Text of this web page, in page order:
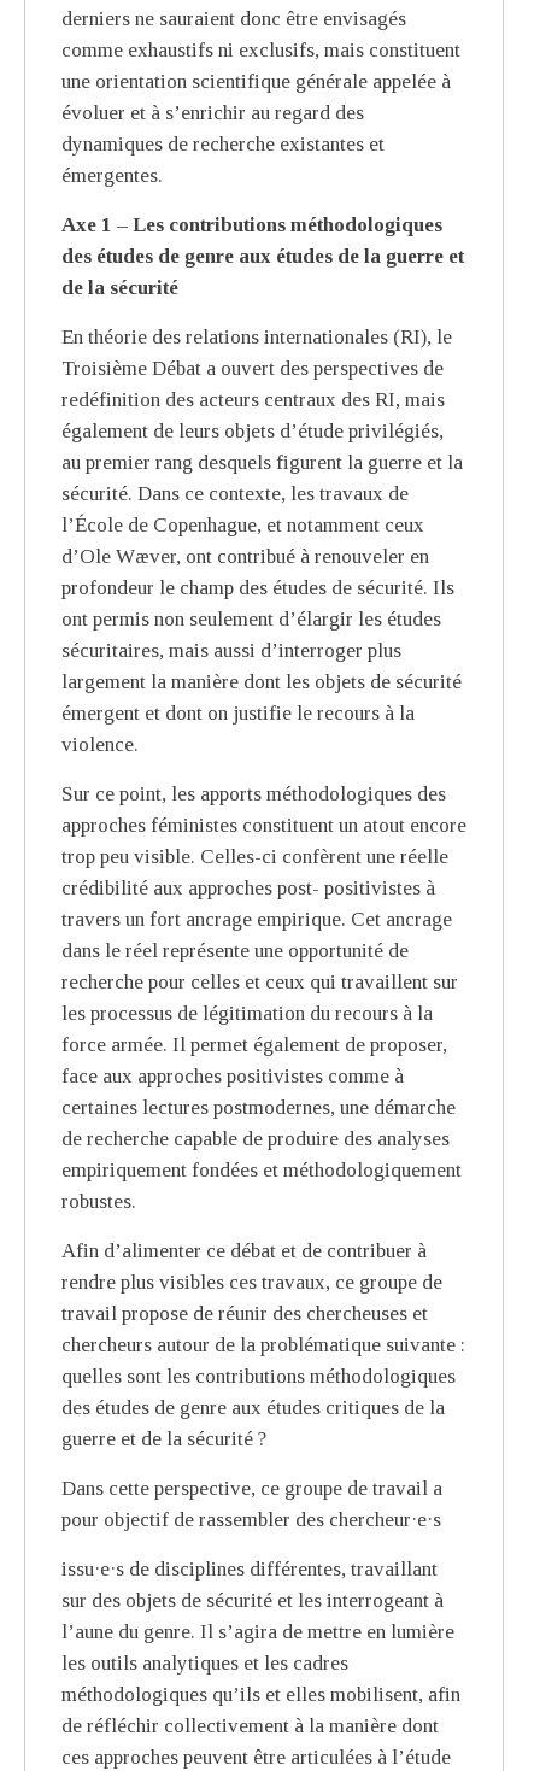
derniers ne sauraient donc être envisagés
comme exhaustifs ni exclusifs, mais constituent
une orientation scientifique générale appelée à
évoluer et à s’enrichir au regard des
dynamiques de recherche existantes et
émergentes.
Axe 1 – Les contributions méthodologiques
des études de genre aux études de la guerre et
de la sécurité
En théorie des relations internationales (RI), le
Troisième Débat a ouvert des perspectives de
redéfinition des acteurs centraux des RI, mais
également de leurs objets d’étude privilégiés,
au premier rang desquels figurent la guerre et la
sécurité. Dans ce contexte, les travaux de
l’École de Copenhague, et notamment ceux
d’Ole Wæver, ont contribué à renouveler en
profondeur le champ des études de sécurité. Ils
ont permis non seulement d’élargir les études
sécuritaires, mais aussi d’interroger plus
largement la manière dont les objets de sécurité
émergent et dont on justifie le recours à la
violence.
Sur ce point, les apports méthodologiques des
approches féministes constituent un atout encore
trop peu visible. Celles-ci confèrent une réelle
crédibilité aux approches post- positivistes à
travers un fort ancrage empirique. Cet ancrage
dans le réel représente une opportunité de
recherche pour celles et ceux qui travaillent sur
les processus de légitimation du recours à la
force armée. Il permet également de proposer,
face aux approches positivistes comme à
certaines lectures postmodernes, une démarche
de recherche capable de produire des analyses
empiriquement fondées et méthodologiquement
robustes.
Afin d’alimenter ce débat et de contribuer à
rendre plus visibles ces travaux, ce groupe de
travail propose de réunir des chercheuses et
chercheurs autour de la problématique suivante :
quelles sont les contributions méthodologiques
des études de genre aux études critiques de la
guerre et de la sécurité ?
Dans cette perspective, ce groupe de travail a
pour objectif de rassembler des chercheur·e·s
issu·e·s de disciplines différentes, travaillant
sur des objets de sécurité et les interrogeant à
l’aune du genre. Il s’agira de mettre en lumière
les outils analytiques et les cadres
méthodologiques qu’ils et elles mobilisent, afin
de réfléchir collectivement à la manière dont
ces approches peuvent être articulées à l’étude